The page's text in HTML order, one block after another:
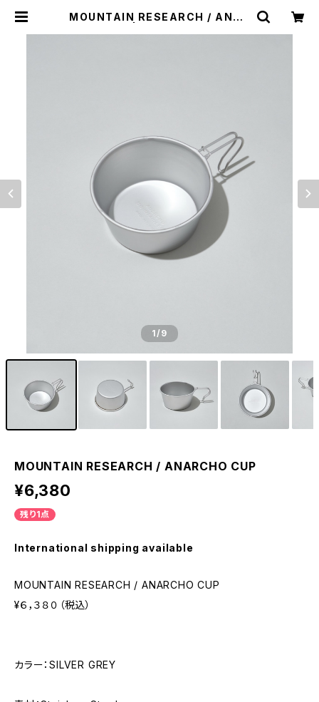
MOUNTAIN RESEARCH / ANAR
1/9
MOUNTAIN RESEARCH / ANARCHO CUP
¥6,380
残り1点
International shipping available
MOUNTAIN RESEARCH / ANARCHO CUP
¥６，３８０（税込）
カラー：SILVER GREY